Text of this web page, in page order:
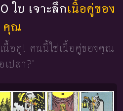
ใบ เจาะลึกเนื้อคู่ของ
คุณ
นื้อคู่! คนนี้ใช่เนื้อคู่ของคุณ
เปล่า?"